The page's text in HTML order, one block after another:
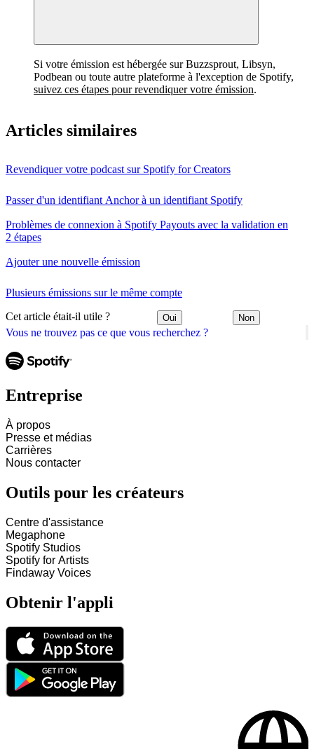
Vous ne trouvez pas ce que vous recherchez ?
Si votre émission est hébergée sur Buzzsprout, Libsyn,
Podbean ou toute autre plateforme à l'exception de Spotify,
suivez ces étapes pour revendiquer votre émission.
Articles similaires
Revendiquer votre podcast sur Spotify for Creators
Passer d'un identifiant Anchor à un identifiant Spotify
Problèmes de connexion à Spotify Payouts avec la validation en
2 étapes
Ajouter une nouvelle émission
Plusieurs émissions sur le même compte
Cet article était-il utile ? Oui Non
Entreprise
À propos
Presse et médias
Carrières
Nous contacter
Outils pour les créateurs
Centre d'assistance
Megaphone
Spotify Studios
Spotify for Artists
Findaway Voices
Obtenir l'appli